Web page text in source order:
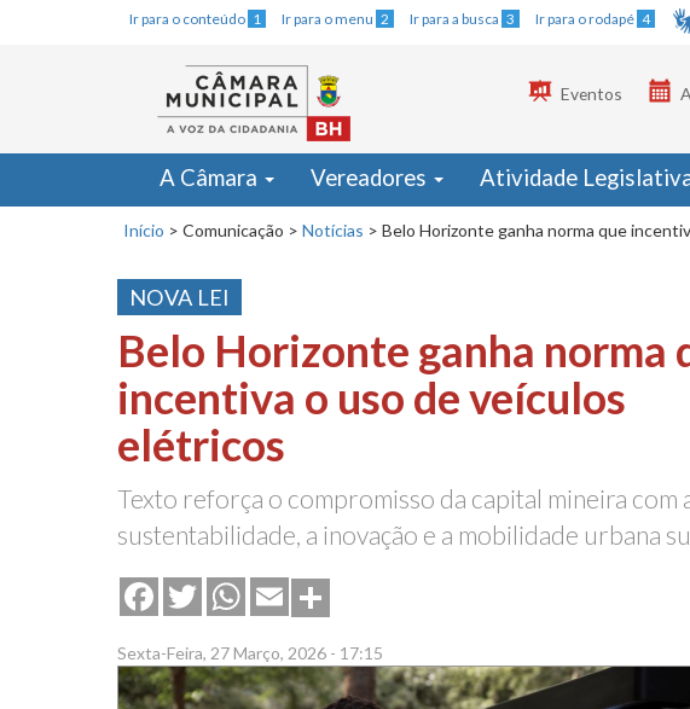
Ir para o conteúdo 1 Ir para o menu 2 Ir para a busca 3 Ir para o rodapé 4
Eventos
A Câmara Vereadores Atividade
Início > Comunicação > Notícias > Belo Horizonte ganha norma que
NOVA LEI
Belo Horizonte ganha norma
incentiva o uso de veículos
elétricos
Texto reforça o compromisso da capital mineira com
sustentabilidade, a inovação e a mobilidade urbana
FacebookTwitterWhatsApp
Email
Sexta-Feira, 27 Março, 2026 - 17:15